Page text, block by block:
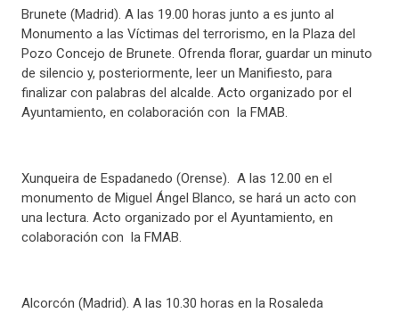
Brunete (Madrid). A las 19.00 horas junto a es junto al
Monumento a las Víctimas del terrorismo, en la Plaza del
Pozo Concejo de Brunete. Ofrenda florar, guardar un minuto
de silencio y, posteriormente, leer un Manifiesto, para
finalizar con palabras del alcalde. Acto organizado por el
Ayuntamiento, en colaboración con la FMAB.
Xunqueira de Espadanedo (Orense). A las 12.00 en el
monumento de Miguel Ángel Blanco, se hará un acto con
una lectura. Acto organizado por el Ayuntamiento, en
colaboración con la FMAB.
Alcorcón (Madrid). A las 10.30 horas en la Rosaleda